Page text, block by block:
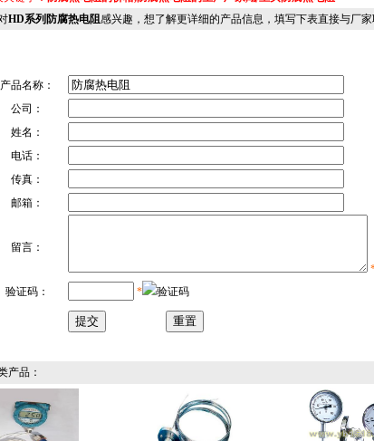
HD系列防腐热电阻感兴趣，想了解更详细的产品信息，填写下表直接与厂家联
产品名称：
公司：
姓名：
电话：
传真：
邮箱：
留言：
验证码：
*
：